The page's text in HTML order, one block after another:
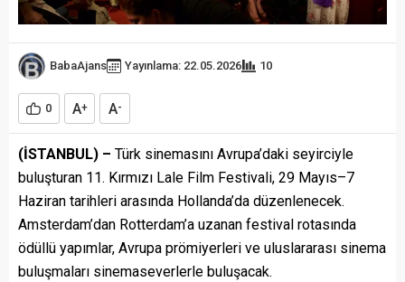
BabaAjans Yayınlama: 22.05.2026 10
0 A+ A-
(İSTANBUL) – Türk sinemasını Avrupa’daki seyirciyle
buluşturan 11. Kırmızı Lale Film Festivali, 29 Mayıs–7
Haziran tarihleri arasında Hollanda’da düzenlenecek.
Amsterdam’dan Rotterdam’a uzanan festival rotasında
ödüllü yapımlar, Avrupa prömiyerleri ve uluslararası sinema
buluşmaları sinemaseverlerle buluşacak.